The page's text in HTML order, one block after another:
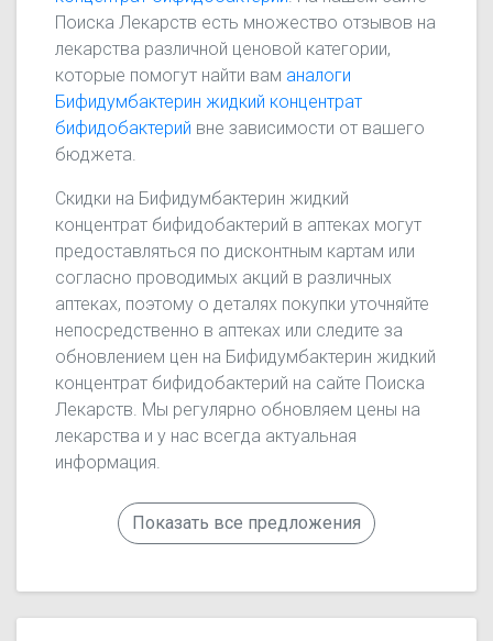
Поиска Лекарств есть множество отзывов на
лекарства различной ценовой категории,
которые помогут найти вам аналоги
Бифидумбактерин жидкий концентрат
бифидобактерий вне зависимости от вашего
бюджета.
Скидки на Бифидумбактерин жидкий
концентрат бифидобактерий в аптеках могут
предоставляться по дисконтным картам или
согласно проводимых акций в различных
аптеках, поэтому о деталях покупки уточняйте
непосредственно в аптеках или следите за
обновлением цен на Бифидумбактерин жидкий
концентрат бифидобактерий на сайте Поиска
Лекарств. Мы регулярно обновляем цены на
лекарства и у нас всегда актуальная
информация.
Показать все предложения